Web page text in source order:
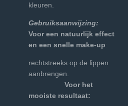
kleuren.
Gebruiksaanwijzing:
Voor een natuurlijk effect
en een snelle make-up:
rechtstreeks op de lippen
aanbrengen.
Voor het
mooiste resultaat: